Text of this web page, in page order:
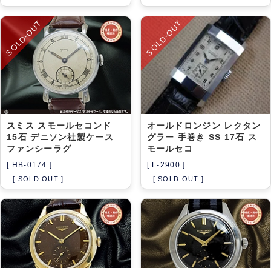
SOLD-OUT
スミス スモールセコンド
15石 デニソン社製ケース
ファンシーラグ
[ HB-0174 ]
[ SOLD OUT ]
SOLD-OUT
オールドロンジン レクタン
グラー 手巻き SS 17石 ス
モールセコ
[ L-2900 ]
[ SOLD OUT ]